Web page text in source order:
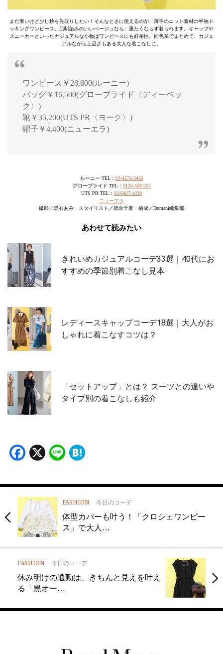
まだ暑いけど少し秋を先取りしたい！そんなときに使えるのが、薄手のニット素材の半袖ド
ッキングワンピース。肌馴染みのいいベージュなら、重たくならず着られます。キャップや
スニーカーといったカジュアルな小物はワンピースにも好相性。同色系でまとめて、カジュ
アルながら上品さもある大人な着こなしに。
ワンピース￥28,600(ルーニー)
バッグ￥16,500(グローブライド〈ディーベッ
ク〉)
靴￥35,200(UTS PR〈ヨーク〉)
帽子￥4,400(ニューエラ)
ルーニー TEL： 03-4578-3466
グローブライド TEL： 0120-506-204
UTS PR TEL： 03-6427-1030
ニューエラ
撮影／黒石あみ スタイリスト／徳永千夏 構成／Domani編集部
あわせて読みたい
きれいめカジュアルコーデ33選｜40代にお
すすめの季節別着こなし見本
レディースキャップコーデ18選｜大人がお
しゃれに着こなすコツは？
「セットアップ」とは？ スーツとの違いや
タイプ別の着こなしも紹介
Facebook
X Line
FASHION 今日のコーデ
体型カバーも叶う！「クロシェワンピー
ス」で大人…
FASHION 今日のコーデ
休み明けの通勤は、きちんと見えを叶え
る「黒オー…